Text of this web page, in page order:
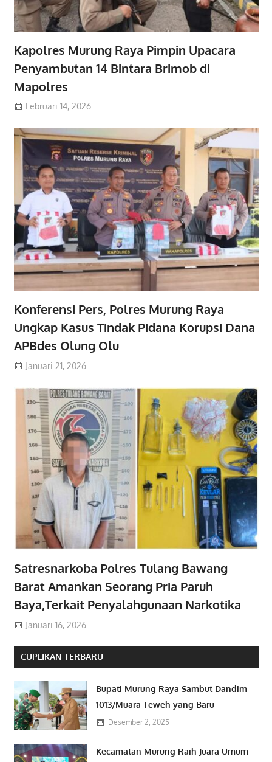
Kapolres Murung Raya Pimpin Upacara
Penyambutan 14 Bintara Brimob di
Mapolres
Februari 14, 2026
Konferensi Pers, Polres Murung Raya
Ungkap Kasus Tindak Pidana Korupsi Dana
APBdes Olung Olu
Januari 21, 2026
Satresnarkoba Polres Tulang Bawang
Barat Amankan Seorang Pria Paruh
Baya,Terkait Penyalahgunaan Narkotika
Januari 16, 2026
CUPLIKAN TERBARU
Bupati Murung Raya Sambut Dandim
1013/Muara Teweh yang Baru
Desember 2, 2025
Kecamatan Murung Raih Juara Umum